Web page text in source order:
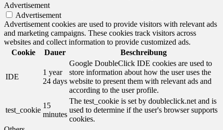
Advertisement
Advertisement
Advertisement cookies are used to provide visitors with relevant ads
and marketing campaigns. These cookies track visitors across
websites and collect information to provide customized ads.
Cookie
Dauer Beschreibung
IDE
1 year
24 days
Google DoubleClick IDE cookies are used to
store information about how the user uses the
website to present them with relevant ads and
according to the user profile.
test_cookie
15
minutes
The test_cookie is set by doubleclick.net and is
used to determine if the user's browser supports
cookies.